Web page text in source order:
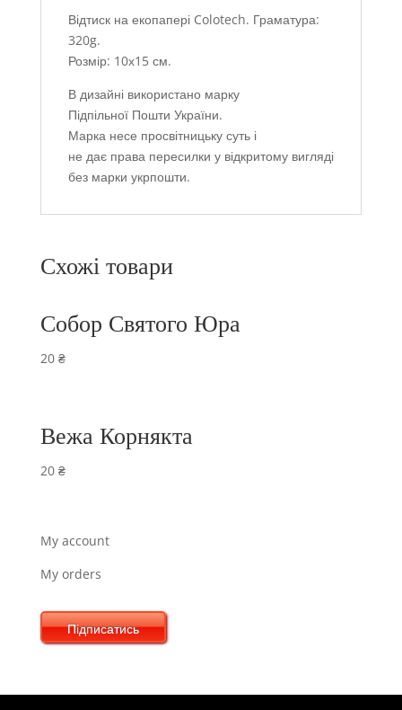
Відтиск на екопапері Colotech. Граматура:
320g.
Розмір: 10х15 см.
В дизайні використано марку
Підпільної Пошти України.
Марка несе просвітницьку суть і
не дає права пересилки у відкритому вигляді
без марки укрпошти.
Схожі товари
Собор Святого Юра
20 ₴
Вежа Корнякта
20 ₴
My account
My orders
Підписатись